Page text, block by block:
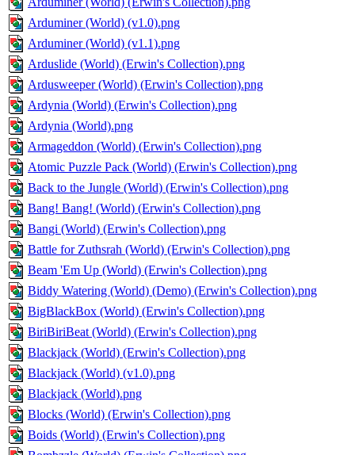
Arduminer (World) (v1.0).png
Arduminer (World) (v1.1).png
Arduslide (World) (Erwin's Collection).png
Ardusweeper (World) (Erwin's Collection).png
Ardynia (World) (Erwin's Collection).png
Ardynia (World).png
Armageddon (World) (Erwin's Collection).png
Atomic Puzzle Pack (World) (Erwin's Collection).png
Back to the Jungle (World) (Erwin's Collection).png
Bang! Bang! (World) (Erwin's Collection).png
Bangi (World) (Erwin's Collection).png
Battle for Zuthsrah (World) (Erwin's Collection).png
Beam 'Em Up (World) (Erwin's Collection).png
Biddy Watering (World) (Demo) (Erwin's Collection).png
BigBlackBox (World) (Erwin's Collection).png
BiriBiriBeat (World) (Erwin's Collection).png
Blackjack (World) (Erwin's Collection).png
Blackjack (World) (v1.0).png
Blackjack (World).png
Blocks (World) (Erwin's Collection).png
Boids (World) (Erwin's Collection).png